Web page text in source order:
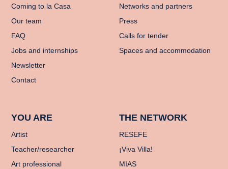
Coming to la Casa
Our team
FAQ
Jobs and internships
Newsletter
Contact
Networks and partners
Press
Calls for tender
Spaces and accommodation
YOU ARE
Artist
Teacher/researcher
Art professional
THE NETWORK
RESEFE
¡Viva Villa!
MIAS